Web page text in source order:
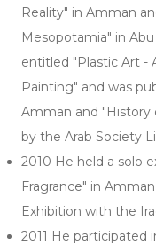
Reality" in Amman
Mesopotamia" in
entitled "Plastic Art -
Painting" and was
Amman and "History
by the Arab Society
2010 He held a solo
Fragrance" in
Exhibition with the
2011 He participated